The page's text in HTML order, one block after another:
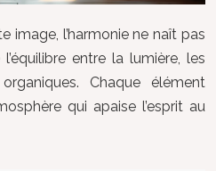
image, l’harmonie ne naît pas
entre la lumière, les
Chaque élément
qui apaise l’esprit au